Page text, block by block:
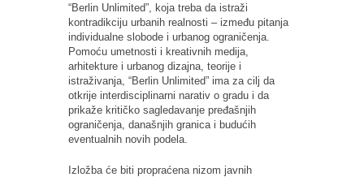
“Berlin Unlimited”, koja treba da istraži
kontradikciju urbanih realnosti – između pitanja
individualne slobode i urbanog ograničenja.
Pomoću umetnosti i kreativnih medija,
arhitekture i urbanog dizajna, teorije i
istraživanja, “Berlin Unlimited” ima za cilj da
otkrije interdisciplinarni narativ o gradu i da
prikaže kritičko sagledavanje pređašnjih
ograničenja, današnjih granica i budućih
eventualnih novih podela.
Izložba će biti propraćena nizom javnih